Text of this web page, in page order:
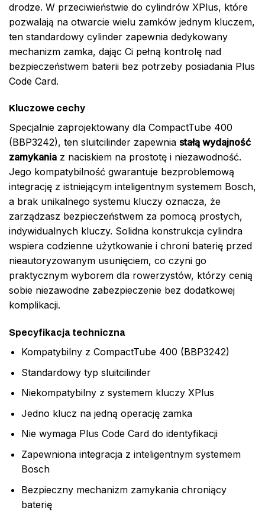
drodze. W przeciwieństwie do cylindrów XPlus, które
pozwalają na otwarcie wielu zamków jednym kluczem,
ten standardowy cylinder zapewnia dedykowany
mechanizm zamka, dając Ci pełną kontrolę nad
bezpieczeństwem baterii bez potrzeby posiadania Plus
Code Card.
Kluczowe cechy
Specjalnie zaprojektowany dla CompactTube 400
(BBP3242), ten sluitcilinder zapewnia stałą wydajność
zamykania z naciskiem na prostotę i niezawodność.
Jego kompatybilność gwarantuje bezproblemową
integrację z istniejącym inteligentnym systemem Bosch,
a brak unikalnego systemu kluczy oznacza, że
zarządzasz bezpieczeństwem za pomocą prostych,
indywidualnych kluczy. Solidna konstrukcja cylindra
wspiera codzienne użytkowanie i chroni baterię przed
nieautoryzowanym usunięciem, co czyni go
praktycznym wyborem dla rowerzystów, którzy cenią
sobie niezawodne zabezpieczenie bez dodatkowej
komplikacji.
Specyfikacja techniczna
Kompatybilny z CompactTube 400 (BBP3242)
Standardowy typ sluitcilinder
Niekompatybilny z systemem kluczy XPlus
Jedno klucz na jedną operację zamka
Nie wymaga Plus Code Card do identyfikacji
Zapewniona integracja z inteligentnym systemem
Bosch
Bezpieczny mechanizm zamykania chroniący
baterię